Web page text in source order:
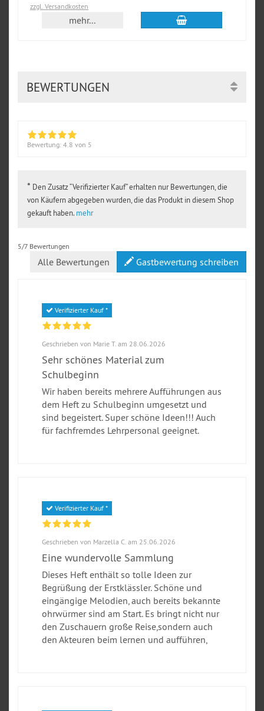
zzgl. Versandkosten
mehr... In den Warenkorb
BEWERTUNGEN
Bewertung: 4.8 von 5
* Den Zusatz “Verifizierter Kauf” erhalten nur Bewertungen, die
von Käufern abgegeben wurden, die das Produkt in diesem Shop
gekauft haben. mehr
5/7 Bewertungen
Alle Bewertungen Gastbewertung schreiben
Verifizierter Kauf *
Geschrieben von Marie T. am 28.06.2026
Sehr schönes Material zum
Schulbeginn
Wir haben bereits mehrere Aufführungen aus
dem Heft zu Schulbeginn umgesetzt und
sind begeistert. Super schöne Ideen!!! Auch
für fachfremdes Lehrpersonal geeignet.
Verifizierter Kauf *
Geschrieben von Marzella C. am 25.06.2026
Eine wundervolle Sammlung
Dieses Heft enthält so tolle Ideen zur
Begrüßung der Erstklässler. Schöne und
eingängige Melodien, auch bereits bekannte
ohrwürmer sind am Start. Es bringt nicht nur
den Zuschauern große Reise,sondern auch
den Akteuren beim lernen und aufführen,